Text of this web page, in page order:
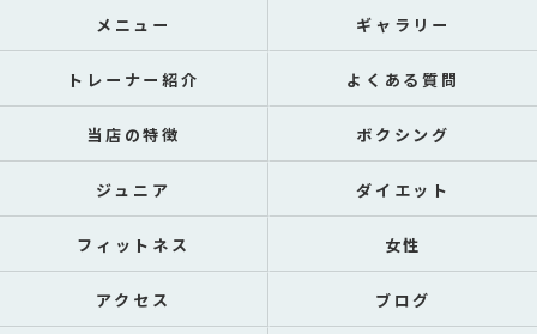
メニュー ギャラリー
トレーナー紹介 よくある質問
当店の特徴 ボクシング
ジュニア ダイエット
フィットネス 女性
アクセス ブログ